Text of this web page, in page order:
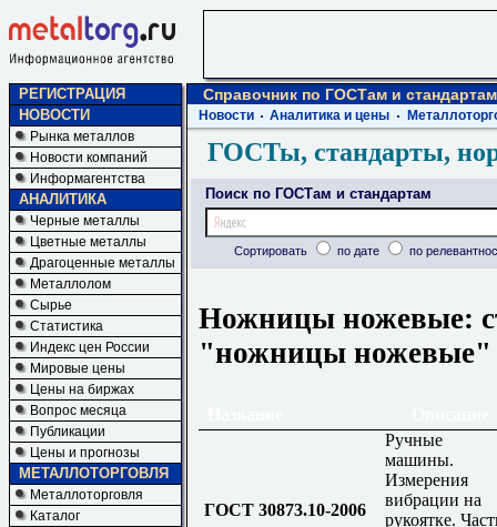
РЕГИСТРАЦИЯ
НОВОСТИ
Рынка металлов
Новости компаний
Информагентства
АНАЛИТИКА
Черные металлы
Цветные металлы
Драгоценные металлы
Металлолом
Сырье
Статистика
Индекс цен России
Мировые цены
Цены на биржах
Вопрос месяца
Публикации
Цены и прогнозы
МЕТАЛЛОТОРГОВЛЯ
Металлоторговля
Каталог
Справочник по ГОСТам и стандартам
Новости Аналитика и цены
ГОСТы, стандарты,
Поиск по ГОСТам и стандартам
Сортировать по дате по
Ножницы ножевые:
"ножницы ножевые"
ГОСТ 30873.10-2006
Ручные
машины.
Измерения
вибрации на
рукоятке.